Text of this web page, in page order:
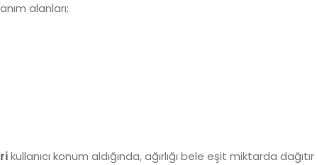
alanları;
kullanıcı konum aldığında, ağırlığı bele eşit miktarda dağıtır